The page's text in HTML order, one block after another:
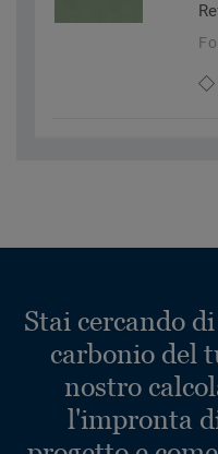
Stai cercando
carbonio del
nostro
l'impronta